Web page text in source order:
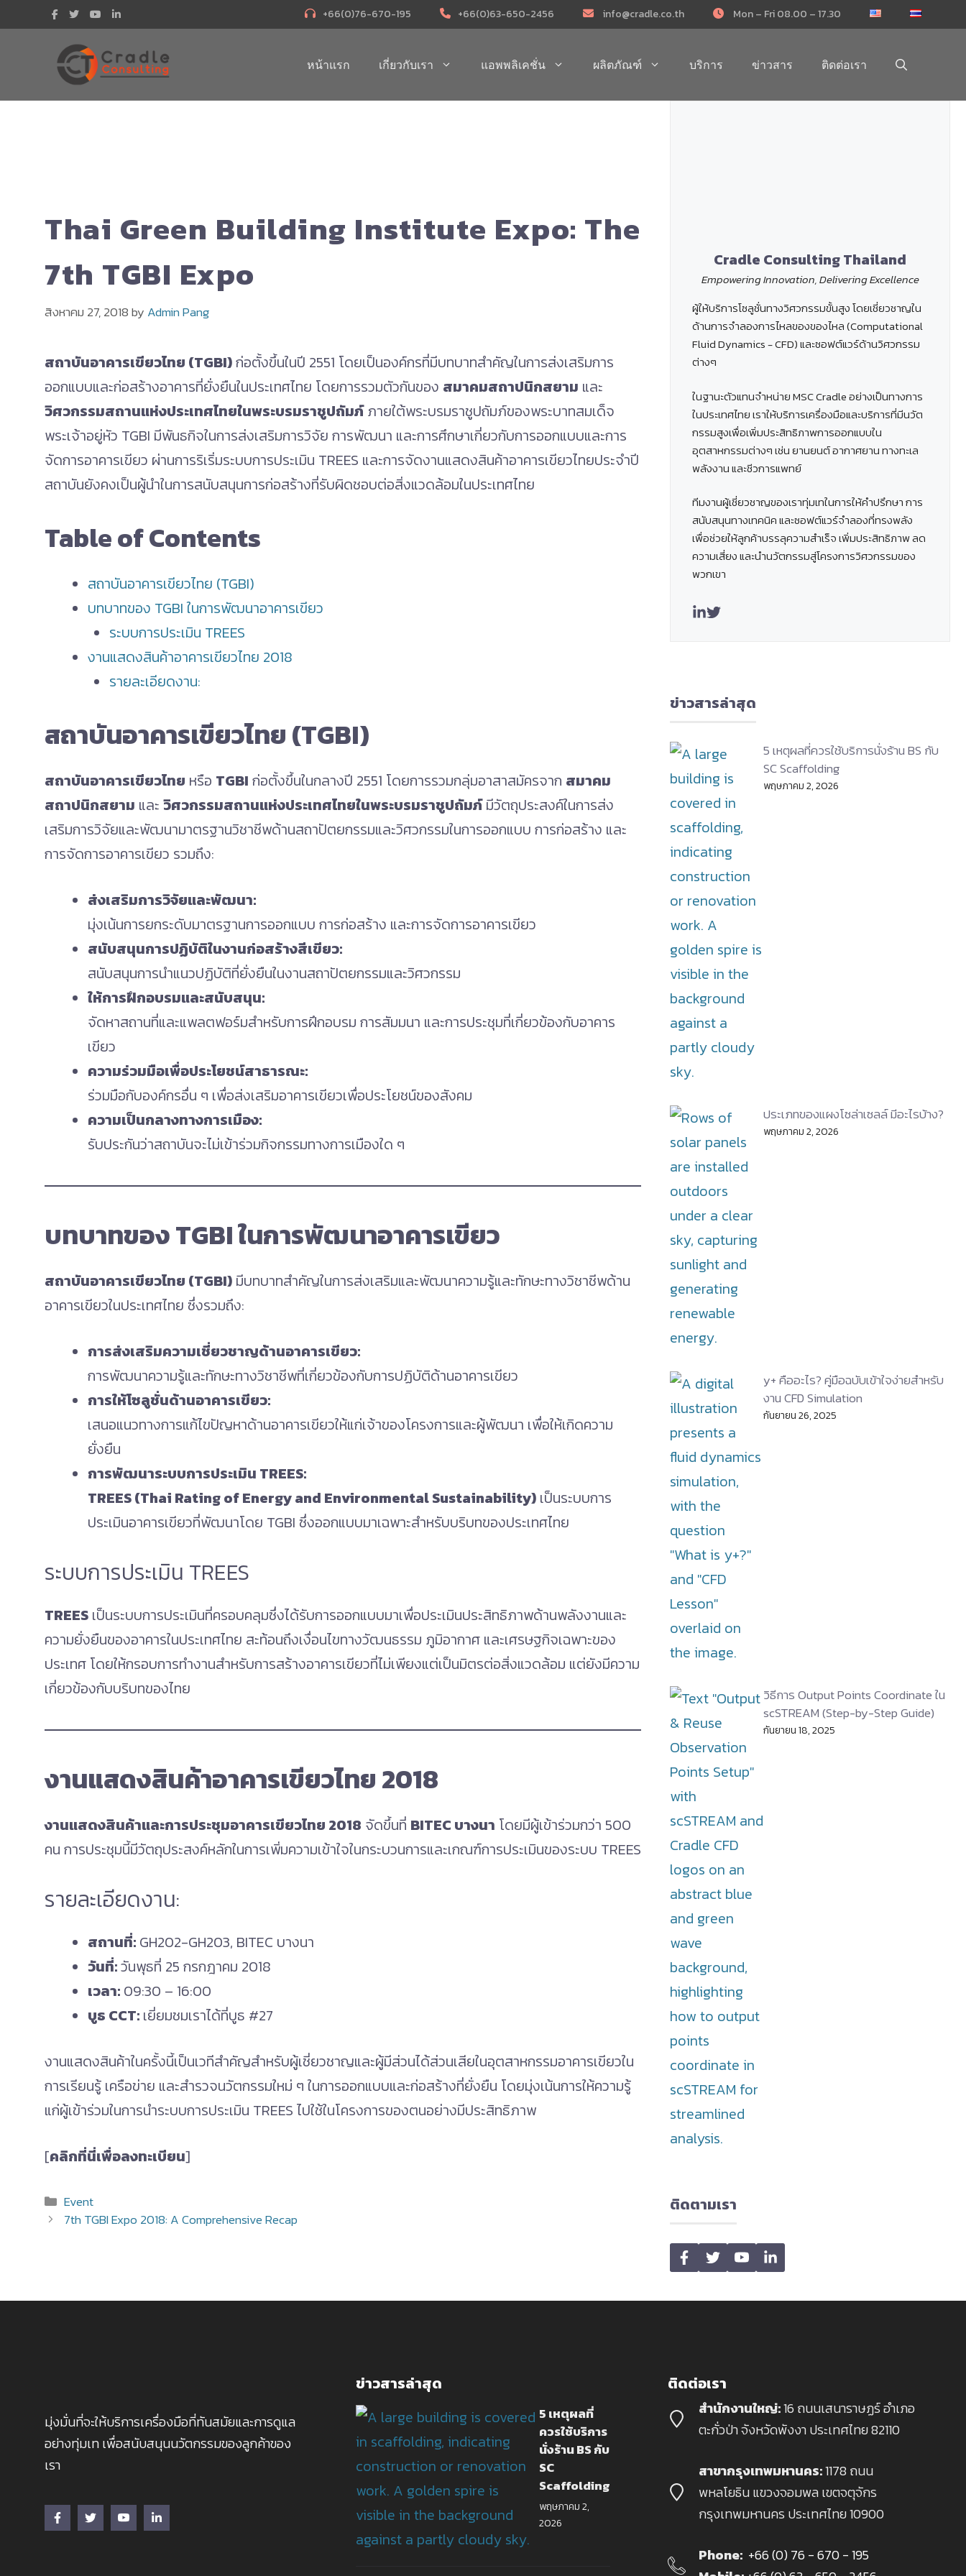
to
+66(0)76-670-195 +66(0)63-650-2456 info@cradle.co.th Mon – Fri 08.00 – 17.30
หน้าแรก เกี่ยวกับเรา แอพพลิเคชั่น ผลิตภัณฑ์ บริการ ข่าวสาร ติดต่อเรา
Thai Green Building Institute Expo: The
7th TGBI Expo
สิงหาคม 27, 2018by Admin Pang
สถาบันอาคารเขียวไทย (TGBI)ก่อตั้งขึ้นในปี 2551 โดยเป็นองค์กรที่มีบทบาทสำคัญในการส่งเสริมการ
ออกแบบและก่อสร้างอาคารที่ยั่งยืนในประเทศไทย โดยการรวมตัวกันของ สมาคมสถาปนิกสยาม และ
วิศวกรรมสถานแห่งประเทศไทยในพระบรมราชูปถัมภ์ภายใต้พระบรมราชูปถัมภ์ของพระบาทสมเด็จ
พระเจ้าอยู่หัว TGBI มีพันธกิจในการส่งเสริมการวิจัย การพัฒนา และการศึกษาเกี่ยวกับการออกแบบและการ
จัดการอาคารเขียว ผ่านการริเริ่มระบบการประเมิน TREES และการจัดงานแสดงสินค้าอาคารเขียวไทยประจำปี
สถาบันยังคงเป็นผู้นำในการสนับสนุนการก่อสร้างที่รับผิดชอบต่อสิ่งแวดล้อมในประเทศไทย
Table of Contents
สถาบันอาคารเขียวไทย (TGBI)
บทบาทของ TGBI ในการพัฒนาอาคารเขียว
ระบบการประเมิน TREES
งานแสดงสินค้าอาคารเขียวไทย 2018
รายละเอียดงาน:
สถาบันอาคารเขียวไทย (TGBI)
สถาบันอาคารเขียวไทย หรือ TGBI ก่อตั้งขึ้นในกลางปี 2551 โดยการรวมกลุ่มอาสาสมัครจาก สมาคม
สถาปนิกสยาม และ วิศวกรรมสถานแห่งประเทศไทยในพระบรมราชูปถัมภ์มีวัตถุประสงค์ในการส่ง
เสริมการวิจัยและพัฒนามาตรฐานวิชาชีพด้านสถาปัตยกรรมและวิศวกรรมในการออกแบบ การก่อสร้าง และ
การจัดการอาคารเขียว รวมถึง:
ส่งเสริมการวิจัยและพัฒนา:
มุ่งเน้นการยกระดับมาตรฐานการออกแบบ การก่อสร้าง และการจัดการอาคารเขียว
สนับสนุนการปฏิบัติในงานก่อสร้างสีเขียว:
สนับสนุนการนำแนวปฏิบัติที่ยั่งยืนในงานสถาปัตยกรรมและวิศวกรรม
ให้การฝึกอบรมและสนับสนุน:
จัดหาสถานที่และแพลตฟอร์มสำหรับการฝึกอบรม การสัมมนา และการประชุมที่เกี่ยวข้องกับอาคาร
เขียว
ความร่วมมือเพื่อประโยชน์สาธารณะ:
ร่วมมือกับองค์กรอื่น ๆ เพื่อส่งเสริมอาคารเขียวเพื่อประโยชน์ของสังคม
ความเป็นกลางทางการเมือง:
รับประกันว่าสถาบันจะไม่เข้าร่วมกิจกรรมทางการเมืองใด ๆ
บทบาทของ TGBI ในการพัฒนาอาคารเขียว
สถาบันอาคารเขียวไทย (TGBI) มีบทบาทสำคัญในการส่งเสริมและพัฒนาความรู้และทักษะทางวิชาชีพด้าน
อาคารเขียวในประเทศไทย ซึ่งรวมถึง:
การส่งเสริมความเชี่ยวชาญด้านอาคารเขียว:
การพัฒนาความรู้และทักษะทางวิชาชีพที่เกี่ยวข้องกับการปฏิบัติด้านอาคารเขียว
การให้โซลูชั่นด้านอาคารเขียว:
เสนอแนวทางการแก้ไขปัญหาด้านอาคารเขียวให้แก่เจ้าของโครงการและผู้พัฒนา เพื่อให้เกิดความ
ยั่งยืน
การพัฒนาระบบการประเมิน TREES:
TREES (Thai Rating of Energy and Environmental Sustainability) เป็นระบบการ
ประเมินอาคารเขียวที่พัฒนาโดย TGBI ซึ่งออกแบบมาเฉพาะสำหรับบริบทของประเทศไทย
ระบบการประเมิน TREES
TREES เป็นระบบการประเมินที่ครอบคลุมซึ่งได้รับการออกแบบมาเพื่อประเมินประสิทธิภาพด้านพลังงานและ
ความยั่งยืนของอาคารในประเทศไทย สะท้อนถึงเงื่อนไขทางวัฒนธรรม ภูมิอากาศ และเศรษฐกิจเฉพาะของ
ประเทศ โดยให้กรอบการทำงานสำหรับการสร้างอาคารเขียวที่ไม่เพียงแต่เป็นมิตรต่อสิ่งแวดล้อม แต่ยังมีความ
เกี่ยวข้องกับบริบทของไทย
งานแสดงสินค้าอาคารเขียวไทย 2018
งานแสดงสินค้าและการประชุมอาคารเขียวไทย 2018 จัดขึ้นที่ BITEC บางนา โดยมีผู้เข้าร่วมกว่า 500
คน การประชุมนี้มีวัตถุประสงค์หลักในการเพิ่มความเข้าใจในกระบวนการและเกณฑ์การประเมินของระบบ TREES
รายละเอียดงาน:
สถานที่: GH202-GH203, BITEC บางนา
วันที่:วันพุธที่ 25 กรกฎาคม 2018
เวลา: 09:30 – 16:00
บูธ CCT: เยี่ยมชมเราได้ที่บูธ #27
งานแสดงสินค้าในครั้งนี้เป็นเวทีสำคัญสำหรับผู้เชี่ยวชาญและผู้มีส่วนได้ส่วนเสียในอุตสาหกรรมอาคารเขียวใน
การเรียนรู้ เครือข่าย และสำรวจนวัตกรรมใหม่ ๆ ในการออกแบบและก่อสร้างที่ยั่งยืน โดยมุ่งเน้นการให้ความรู้
แก่ผู้เข้าร่วมในการนำระบบการประเมิน TREES ไปใช้ในโครงการของตนอย่างมีประสิทธิภาพ
[คลิกที่นี่เพื่อลงทะเบียน]
Categories
Event
7th TGBI Expo 2018: A Comprehensive Recap
Cradle Consulting Thailand
Empowering Innovation, Delivering Excellence
ผู้ให้บริการโซลูชั่นทางวิศวกรรมขั้นสูง โดยเชี่ยวชาญใน
ด้านการจำลองการไหลของของไหล (Computational
Fluid Dynamics - CFD) และซอฟต์แวร์ด้านวิศวกรรม
ต่างๆ
ในฐานะตัวแทนจำหน่าย MSC Cradle อย่างเป็นทางการ
ในประเทศไทย เราให้บริการเครื่องมือและบริการที่มีนวัต
กรรมสูงเพื่อเพิ่มประสิทธิภาพการออกแบบใน
อุตสาหกรรมต่างๆ เช่น ยานยนต์ อากาศยาน ทางทะเล
พลังงาน และชีวการแพทย์
ทีมงานผู้เชี่ยวชาญของเราทุ่มเทในการให้คำปรึกษา การ
สนับสนุนทางเทคนิค และซอฟต์แวร์จำลองที่ทรงพลัง
เพื่อช่วยให้ลูกค้าบรรลุความสำเร็จ เพิ่มประสิทธิภาพ ลด
ความเสี่ยง และนำนวัตกรรมสู่โครงการวิศวกรรมของ
พวกเขา
ข่าวสารล่าสุด
5 เหตุผลที่ควรใช้บริการนั่งร้าน BS กับ
SC Scaffolding
พฤษภาคม 2, 2026
ประเภทของแผงโซล่าเซลล์ มีอะไรบ้าง?
พฤษภาคม 2, 2026
y+ คืออะไร? คู่มือฉบับเข้าใจง่ายสำหรับ
งาน CFD Simulation
กันยายน 26, 2025
วิธีการ Output Points Coordinate ใน
scSTREAM (Step-by-Step Guide)
กันยายน 18, 2025
ติดตามเรา
มุ่งมั่นที่จะให้บริการเครื่องมือที่ทันสมัยและการดูแล
อย่างทุ่มเท เพื่อสนับสนุนนวัตกรรมของลูกค้าของ
เรา
ข่าวสารล่าสุด
5 เหตุผลที่
ควรใช้บริการ
นั่งร้าน BS กับ
SC
Scaffolding
พฤษภาคม 2,
2026
ติดต่อเรา
สำนักงานใหญ่:16 ถนนเสนาราษฏร์ อำเภอ
ตะกั่วป่า จังหวัดพังงา ประเทศไทย 82110
สาขากรุงเทพมหานคร:1178 ถนน
พหลโยธิน แขวงจอมพล เขตจตุจักร
กรุงเทพมหานคร ประเทศไทย 10900
Phone: +66 (0) 76 - 670 - 195